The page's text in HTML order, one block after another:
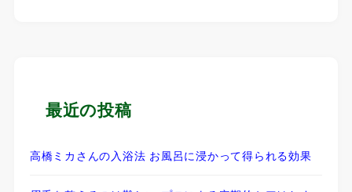
最近の投稿
高橋ミカさんの入浴法 お風呂に浸かって得られる効果